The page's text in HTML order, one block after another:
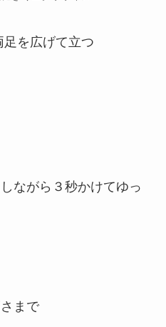
を広げて立つ
ながら３秒かけてゆっ
まで